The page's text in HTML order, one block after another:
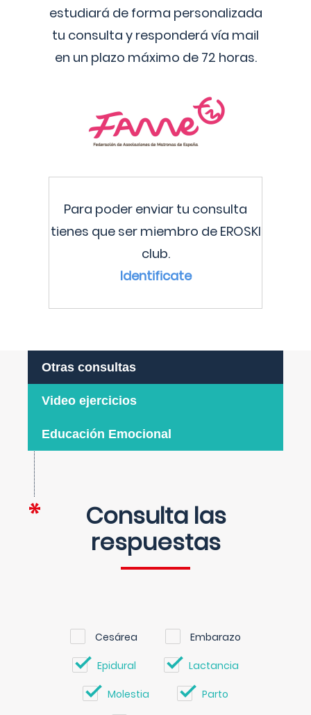
estudiará de forma personalizada
tu consulta y responderá vía mail
en un plazo máximo de 72 horas.
Para poder enviar tu consulta
tienes que ser miembro de EROSKI
club.
Identificate
Otras consultas
Video ejercicios
Educación Emocional
Consulta las
respuestas
Cesárea Embarazo
Epidural Lactancia
Molestia Parto